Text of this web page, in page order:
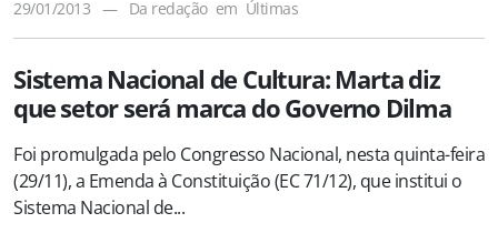
29/01/2013 — Da redação em Últimas
Sistema Nacional de Cultura: Marta diz
que setor será marca do Governo Dilma
Foi promulgada pelo Congresso Nacional, nesta quinta-feira
(29/11), a Emenda à Constituição (EC 71/12), que institui o
Sistema Nacional de...